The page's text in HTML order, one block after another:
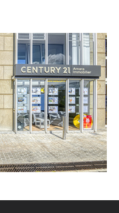
Immobilier
L'Herminier
l'agence